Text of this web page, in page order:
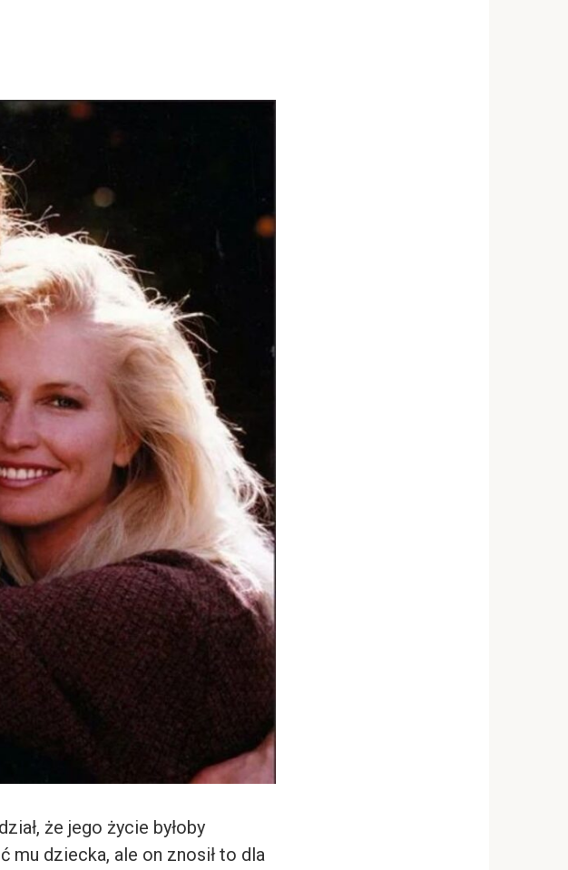
że jego życie byłoby
mu dziecka, ale on znosił to dla